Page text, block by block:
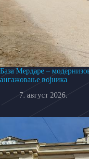
База Мердаре –
ангажовање војника
7. август 2026.